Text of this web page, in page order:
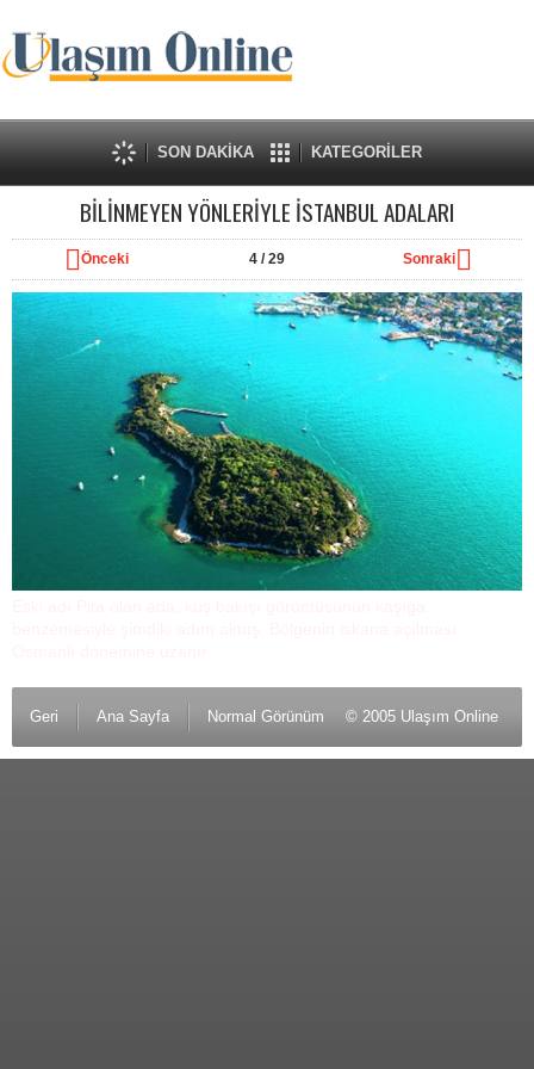
SON DAKİKA KATEGORİLER
BİLİNMEYEN YÖNLERİYLE İSTANBUL ADALARI
Önceki 4/ 29 Sonraki
Geri Ana Sayfa Normal Görünüm © 2005 Ulaşım Online